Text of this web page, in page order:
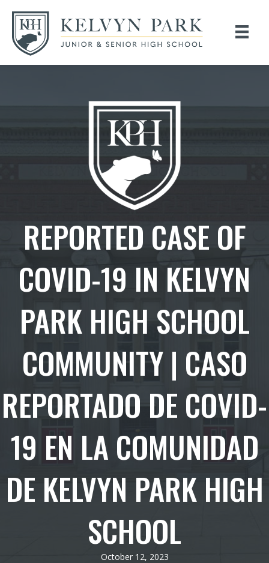
REPORTED CASE OF
COVID-19 IN KELVYN
PARK HIGH SCHOOL
COMMUNITY | CASO
REPORTADO DE COVID-
19 EN LA COMUNIDAD
DE KELVYN PARK HIGH
SCHOOL
October 12, 2023